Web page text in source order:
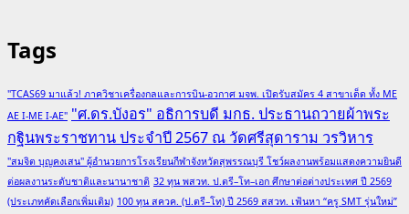
Tags
"TCAS69 มาแล้ว! ภาควิชาเครื่องกลและการบิน-อวกาศ มจพ. เปิดรับสมัคร 4 สาขาเด็ด ทั้ง ME
AE I-ME I-AE" "ศ.ดร.บังอร" อธิการบดี มกธ. ประธานถวายผ้าพระ
กฐินพระราชทาน ประจำปี 2567 ณ วัดศรีสุดาราม วรวิหาร
"สมจิต บุญคงเสน" ผู้อำนวยการโรงเรียนกีฬาจังหวัดสุพรรณบุรี โชว์ผลงานพร้อมแสดงความยินดี
ต่อผลงานระดับชาติและนานาชาติ 32 ทุน พสวท. ป.ตรี–โท–เอก ศึกษาต่อต่างประเทศ ปี 2569
(ประเภทคัดเลือกเพิ่มเติม) 100 ทุน สควค. (ป.ตรี–โท) ปี 2569 สสวท. เฟ้นหา “ครู SMT รุ่นใหม่”